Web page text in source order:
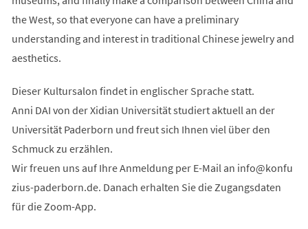
the West, so that everyone can have a preliminary
understanding and interest in traditional Chinese jewelry and
aesthetics.
Dieser Kultursalon findet in englischer Sprache statt.
Anni DAI von der Xidian Universität studiert aktuell an der
Universität Paderborn und freut sich Ihnen viel über den
Schmuck zu erzählen.
Wir freuen uns auf Ihre Anmeldung per E-Mail an info
konfu
zius-paderborn de. Danach erhalten Sie die Zugangsdaten
für die Zoom-App.